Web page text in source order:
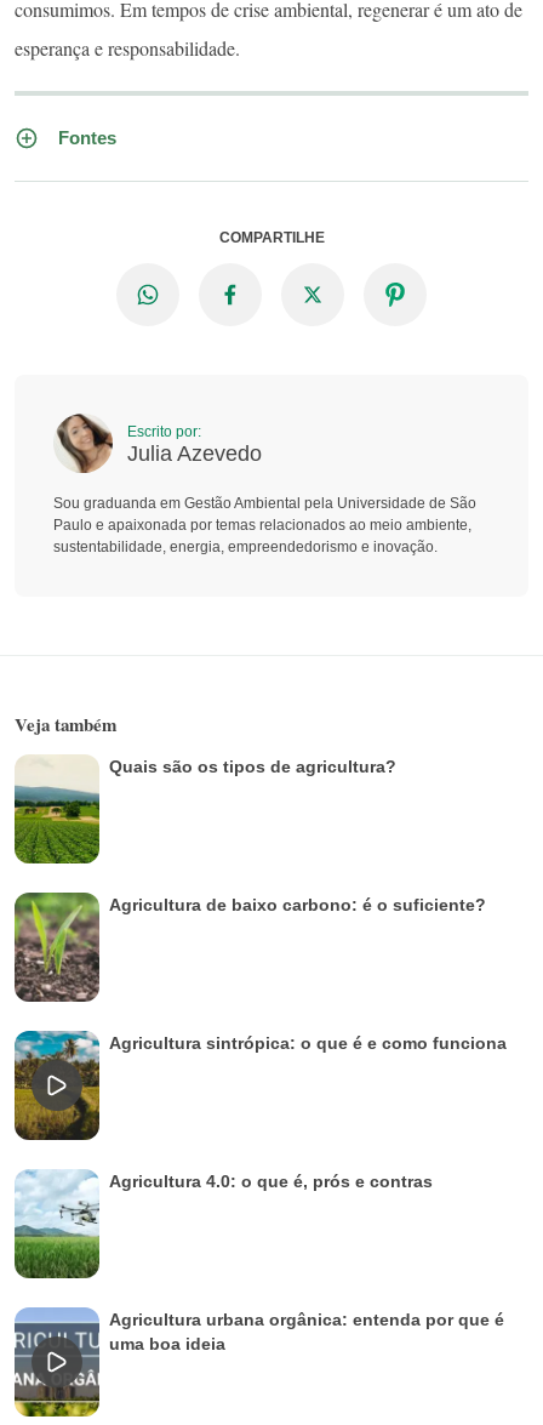
consumimos. Em tempos de crise ambiental, regenerar é um ato de
esperança e responsabilidade.
Fontes
COMPARTILHE
Escrito por:
Julia Azevedo
Sou graduanda em Gestão Ambiental pela Universidade de São
Paulo e apaixonada por temas relacionados ao meio ambiente,
sustentabilidade, energia, empreendedorismo e inovação.
Veja também
Quais são os tipos de agricultura?
Agricultura de baixo carbono: é o suficiente?
Agricultura sintrópica: o que é e como funciona
Agricultura 4.0: o que é, prós e contras
Agricultura urbana orgânica: entenda por que é
uma boa ideia